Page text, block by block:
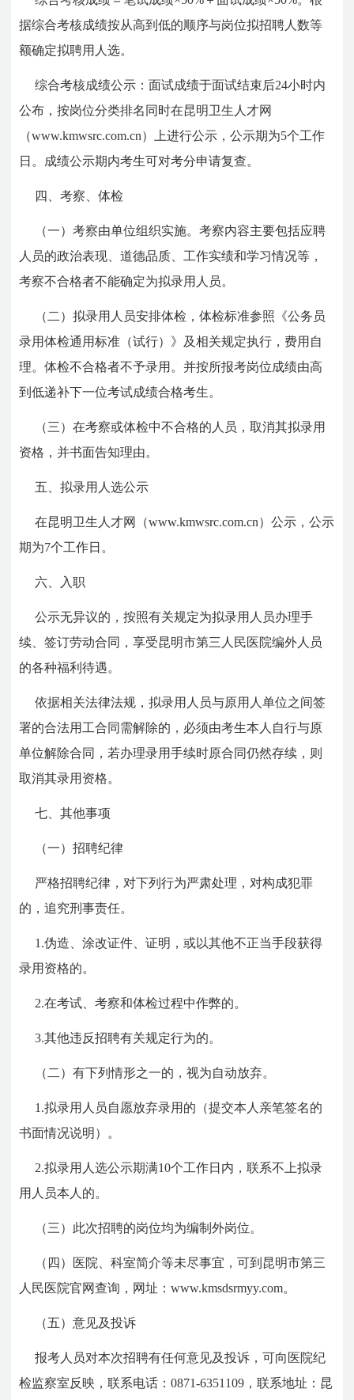
据综合考核成绩按从高到低的顺序与岗位拟招聘人数等
额确定拟聘用人选。
综合考核成绩公示：面试成绩于面试结束后24小时内
公布，按岗位分类排名同时在昆明卫生人才网
（www.kmwsrc.com.cn）上进行公示，公示期为5个工作
日。成绩公示期内考生可对考分申请复查。
四、考察、体检
（一）考察由单位组织实施。考察内容主要包括应聘
人员的政治表现、道德品质、工作实绩和学习情况等，
考察不合格者不能确定为拟录用人员。
（二）拟录用人员安排体检，体检标准参照《公务员
录用体检通用标准（试行）》及相关规定执行，费用自
理。体检不合格者不予录用。并按所报考岗位成绩由高
到低递补下一位考试成绩合格考生。
（三）在考察或体检中不合格的人员，取消其拟录用
资格，并书面告知理由。
五、拟录用人选公示
在昆明卫生人才网（www.kmwsrc.com.cn）公示，公示
期为7个工作日。
六、入职
公示无异议的，按照有关规定为拟录用人员办理手
续、签订劳动合同，享受昆明市第三人民医院编外人员
的各种福利待遇。
依据相关法律法规，拟录用人员与原用人单位之间签
署的合法用工合同需解除的，必须由考生本人自行与原
单位解除合同，若办理录用手续时原合同仍然存续，则
取消其录用资格。
七、其他事项
（一）招聘纪律
严格招聘纪律，对下列行为严肃处理，对构成犯罪
的，追究刑事责任。
1.伪造、涂改证件、证明，或以其他不正当手段获得
录用资格的。
2.在考试、考察和体检过程中作弊的。
3.其他违反招聘有关规定行为的。
（二）有下列情形之一的，视为自动放弃。
1.拟录用人员自愿放弃录用的（提交本人亲笔签名的
书面情况说明）。
2.拟录用人选公示期满10个工作日内，联系不上拟录
用人员本人的。
（三）此次招聘的岗位均为编制外岗位。
（四）医院、科室简介等未尽事宜，可到昆明市第三
人民医院官网查询，网址：www.kmsdsrmyy.com。
（五）意见及投诉
报考人员对本次招聘有任何意见及投诉，可向医院纪
检监察室反映，联系电话：0871-6351109，联系地址：昆